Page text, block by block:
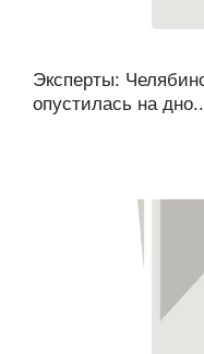
Эксперты:
опустилась на